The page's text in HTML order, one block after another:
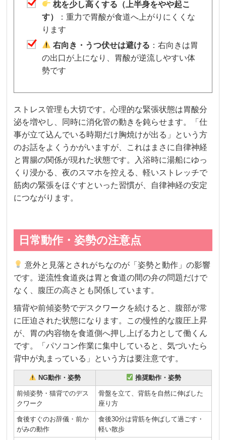
枕を少し高くする（上半身をやや起こ
す）
：重力で胃酸が食道へ上がりにくくな
ります
右向き・うつ伏せは避ける ：右向きは胃
の出口が上になり、胃酸が逆流しやすい体
勢です
ストレス管理も大切です。心理的な緊張状態は胃酸分
泌を増やし、同時に消化管の動きを鈍らせます。「仕
事が立て込んでいる時期だけ胸焼けが出る」という方
のお話をよくうかがいますが、これはまさに自律神経
と胃腸の関係が現れた状態です。入浴時に湯船にゆっ
くり浸かる、夜のスマホを控える、軽いストレッチで
筋肉の緊張をほぐすといった習慣が、自律神経の安定
につながります。
日常動作・姿勢の注意点
意外と見落とされがちなのが「姿勢と動作」の影響
です。逆流性食道炎は胃と食道の間の弁の問題だけで
なく、腹圧の高さとも関係しています。
猫背や前傾姿勢でデスクワークを続けると、腹部が常
に圧迫された状態になります。この慢性的な腹圧上昇
が、胃の内容物を食道側へ押し上げる力として働くん
です。「パソコン作業に集中していると、気づいたら
背中が丸まっている」という方は要注意です。
NG動作・姿勢 推奨動作・姿勢
前傾姿勢・猫背でのデス
クワーク
骨盤を立て、背筋を自然に伸ばした
座り方
食後すぐのお辞儀・前か
がみの動作
食後30分は背筋を伸ばして過ごす・
軽い散歩